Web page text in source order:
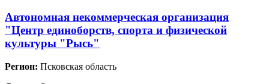
Автономная некоммерческая организация
"Центр единоборств, спорта и физической
культуры "Рысь"
Регион: Псковская область